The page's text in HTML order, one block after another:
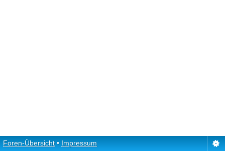
Foren-Übersicht• Impressum